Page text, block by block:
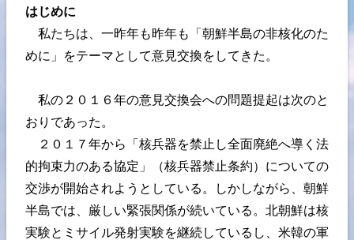
はじめに
私たちは、一昨年も昨年も「朝鮮半島の非核化のた
めに」をテーマとして意見交換をしてきた。
私の２０１６年の意見交換会への問題提起は次のと
おりであった。
２０１７年から「核兵器を禁止し全面廃絶へ導く法
的拘束力のある協定」（核兵器禁止条約）についての
交渉が開始されようとしている。しかしながら、朝鮮
半島では、厳しい緊張関係が続いている。北朝鮮は核
実験とミサイル発射実験を継続しているし、米韓の軍